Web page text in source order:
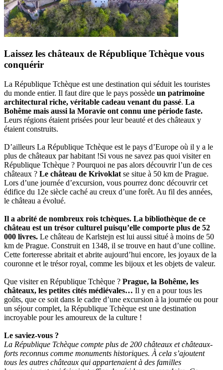
Laissez les châteaux de République Tchèque vous
conquérir
La République Tchèque est une destination qui séduit les touristes
du monde entier. Il faut dire que le pays possède un patrimoine
architectural riche, véritable cadeau venant du passé. La
Bohême mais aussi la Moravie ont connu une période faste.
Leurs régions étaient prisées pour leur beauté et des châteaux y
étaient construits.
D’ailleurs La République Tchèque est le pays d’Europe où il y a le
plus de châteaux par habitant !Si vous ne savez pas quoi visiter en
République Tchèque ? Pourquoi ne pas alors découvrir l’un de ces
châteaux ? Le château de Krivoklat se situe à 50 km de Prague.
Lors d’une journée d’excursion, vous pourrez donc découvrir cet
édifice du 12e siècle caché au creux d’une forêt. Au fil des années,
le château a évolué.
Il a abrité de nombreux rois tchèques. La bibliothèque de ce
château est un trésor culturel puisqu’elle comporte plus de 52
000 livres. Le château de Karlstejn est lui aussi situé à moins de 50
km de Prague. Construit en 1348, il se trouve en haut d’une colline.
Cette forteresse abritait et abrite aujourd’hui encore, les joyaux de la
couronne et le trésor royal, comme les bijoux et les objets de valeur.
Que visiter en République Tchèque ? Prague, la Bohême, les
châteaux, les petites cités médiévales… Il y en a pour tous les
goûts, que ce soit dans le cadre d’une excursion à la journée ou pour
un séjour complet, la République Tchèque est une destination
incroyable pour les amoureux de la culture !
Le saviez-vous ?
La République Tchèque compte plus de 200 châteaux et châteaux-
forts reconnus comme monuments historiques. À cela s’ajoutent
tous les autres châteaux qui appartenaient à des familles